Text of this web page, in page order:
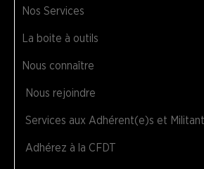
Nos Services
La boite à outils
Nous connaître
Nous rejoindre
Services aux Adhérent(e)s et
Adhérez à la CFDT